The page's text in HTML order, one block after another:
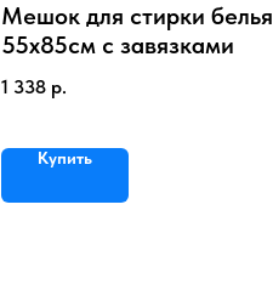
Мешок для стирки белья
55х85см с завязками
1 338 р.
Купить